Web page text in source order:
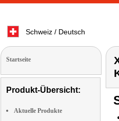
Schweiz / Deutsch
Startseite
Produkt-Übersicht:
Aktuelle Produkte